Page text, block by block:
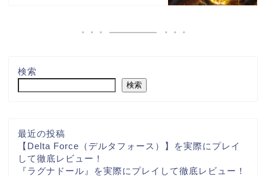
検索
検索
最近の投稿
【Delta Force（デルタフォース）】を実際にプレイ
して徹底レビュー！
『ラグナドール』を実際にプレイして徹底レビュー！